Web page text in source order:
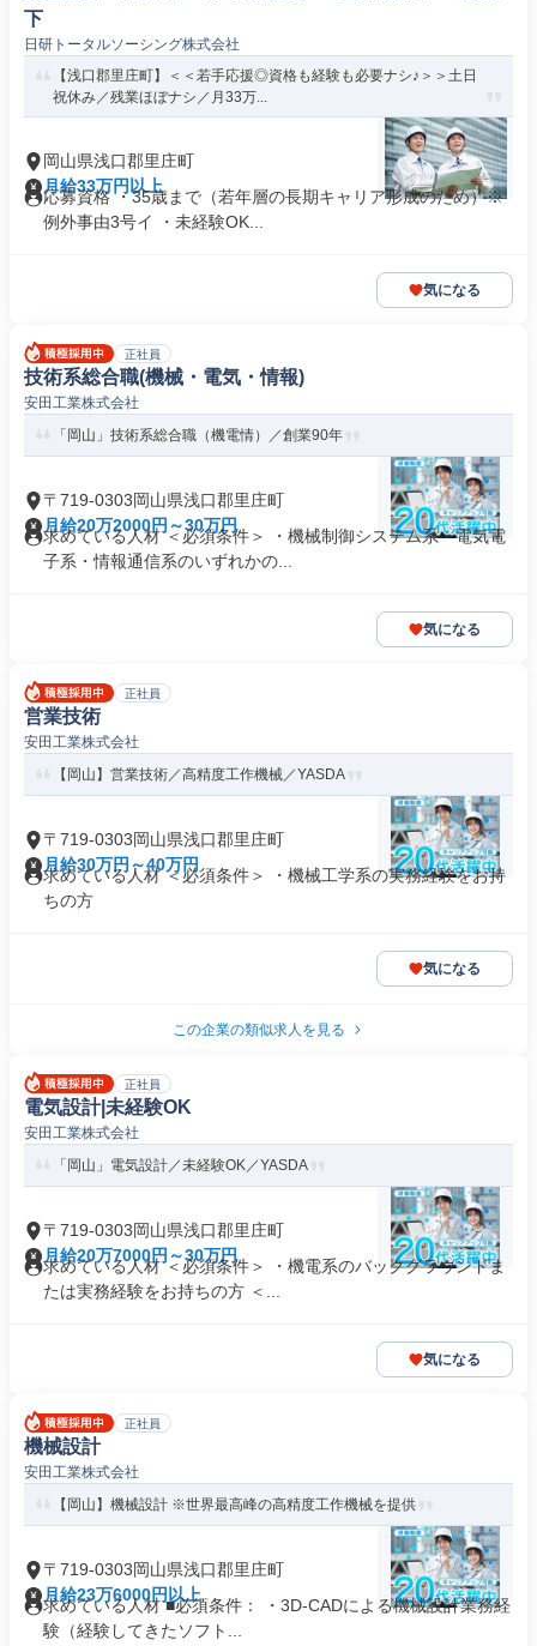
下
日研トータルソーシング株式会社
【浅口郡里庄町】＜＜若手応援◎資格も経験も必要ナシ♪＞＞土日
祝休み／残業ほぼナシ／月33万...
岡山県浅口郡里庄町
月給33万円以上
応募資格 ・35歳まで（若年層の長期キャリア形成のため）※
例外事由3号イ ・未経験OK...
気になる
正社員
技術系総合職(機械・電気・情報)
安田工業株式会社
「岡山」技術系総合職（機電情）／創業90年
〒719-0303岡山県浅口郡里庄町
月給20万2000円～30万円
求めている人材 ＜必須条件＞ ・機械制御システム系・電気電
子系・情報通信系のいずれかの...
気になる
正社員
営業技術
安田工業株式会社
【岡山】営業技術／高精度工作機械／YASDA
〒719-0303岡山県浅口郡里庄町
月給30万円～40万円
求めている人材 ＜必須条件＞ ・機械工学系の実務経験をお持
ちの方
気になる
この企業の類似求人を見る
正社員
電気設計|未経験OK
安田工業株式会社
「岡山」電気設計／未経験OK／YASDA
〒719-0303岡山県浅口郡里庄町
月給20万7000円～30万円
求めている人材 ＜必須条件＞ ・機電系のバックグラウンドま
たは実務経験をお持ちの方 ＜...
気になる
正社員
機械設計
安田工業株式会社
【岡山】機械設計 ※世界最高峰の高精度工作機械を提供
〒719-0303岡山県浅口郡里庄町
月給23万6000円以上
求めている人材 ■必須条件： ・3D-CADによる機械設計業務経
験（経験してきたソフト...